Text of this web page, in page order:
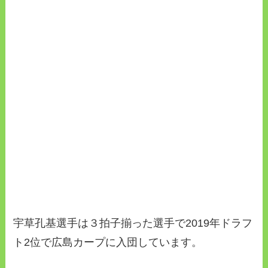
宇草孔基選手は３拍子揃った選手で2019年ドラフ
ト2位で広島カープに入団しています。